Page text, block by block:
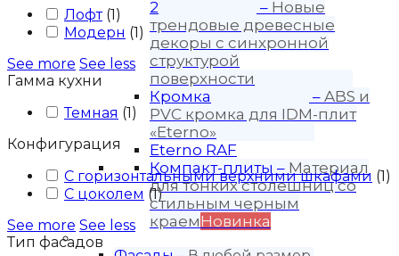
2
– Новые
трендовые древесные
декоры с синхронной
структурой
поверхности
Кромка
– ABS и
PVC кромка для IDM-плит
«Eterno»
Eterno RAF
Компакт-плиты – Материал
для тонких столешниц со
стильным черным
краемНовинка
Продукция
Лофт (1)
Модерн (1)
See more See less
Гамма кухни
Темная (1)
Конфигурация
С горизонтальными верхними шкафами (1)
С цоколем (1)
See more See less
Тип фасадов